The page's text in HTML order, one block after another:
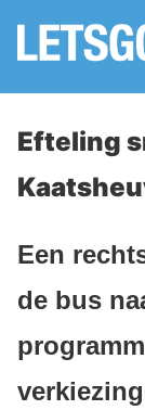
Efteling
Een
de bus